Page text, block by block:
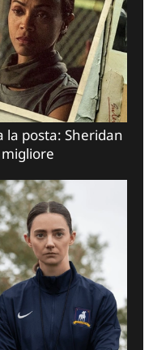
la posta: Sheridan